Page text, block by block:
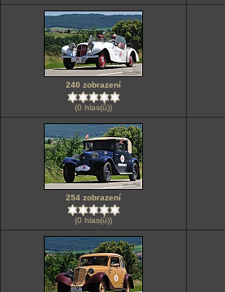
240 zobrazení
(0 hlas(ů))
254 zobrazení
(0 hlas(ů))